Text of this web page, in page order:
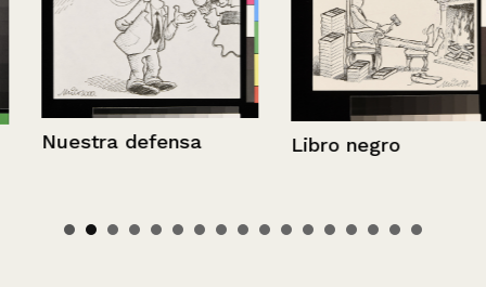
Nuestra defensa Libro negro